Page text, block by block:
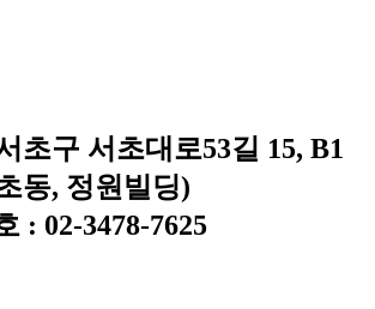
초구 서초대로53길 15, B1
동, 정원빌딩)
: 02-3478-7625